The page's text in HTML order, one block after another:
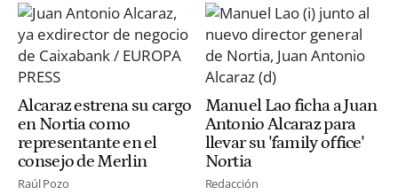
Alcaraz estrena su cargo
en Nortia como
representante en el
consejo de Merlin
Raúl Pozo
Manuel Lao ficha a Juan
Antonio Alcaraz para
llevar su 'family office'
Nortia
Redacción